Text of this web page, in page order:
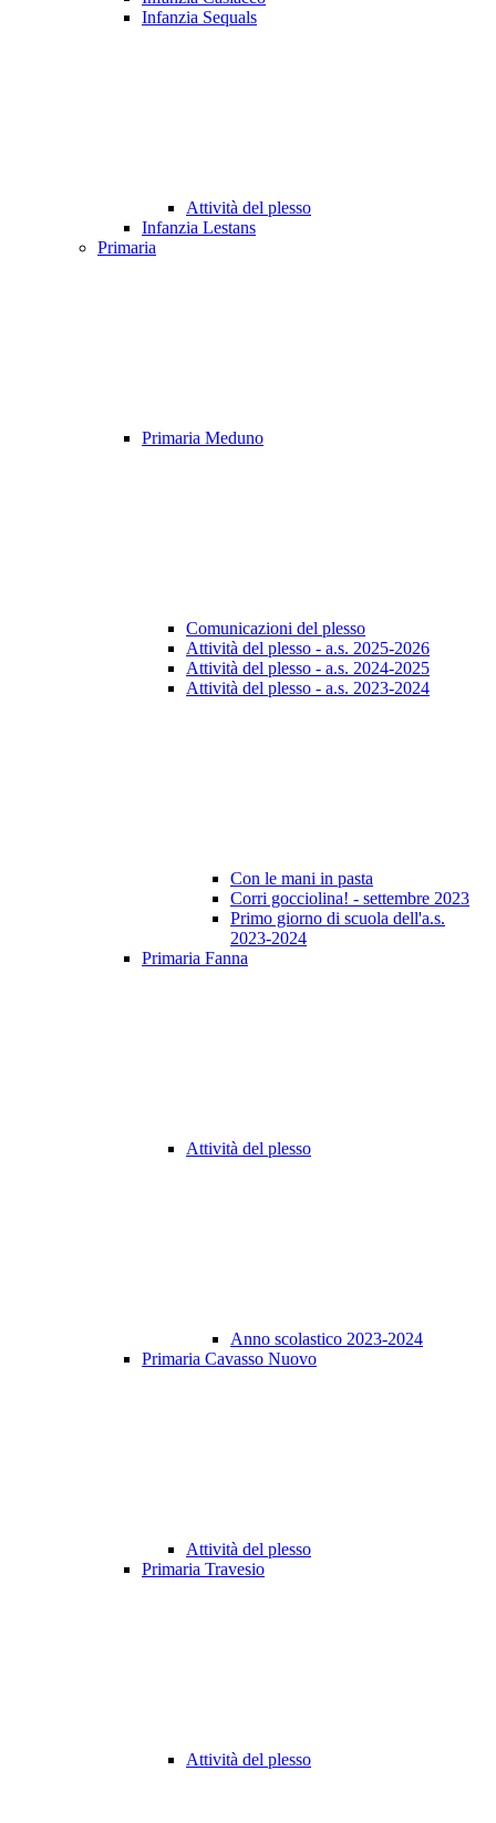
Infanzia Sequals
Attività del plesso
Infanzia Lestans
Primaria
Primaria Meduno
Comunicazioni del plesso
Attività del plesso - a.s. 2025-2026
Attività del plesso - a.s. 2024-2025
Attività del plesso - a.s. 2023-2024
Con le mani in pasta
Corri gocciolina! - settembre 2023
Primo giorno di scuola dell'a.s.
2023-2024
Primaria Fanna
Attività del plesso
Anno scolastico 2023-2024
Primaria Cavasso Nuovo
Attività del plesso
Primaria Travesio
Attività del plesso